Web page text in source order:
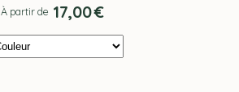
À partir de 17,00€